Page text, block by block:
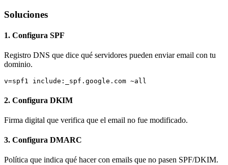
Soluciones
1. Configura SPF
Registro DNS que dice qué servidores pueden enviar email con tu
dominio.
v=spf1 include:_spf.google.com ~all
2. Configura DKIM
Firma digital que verifica que el email no fue modificado.
3. Configura DMARC
Política que indica qué hacer con emails que no pasen SPF/DKIM.